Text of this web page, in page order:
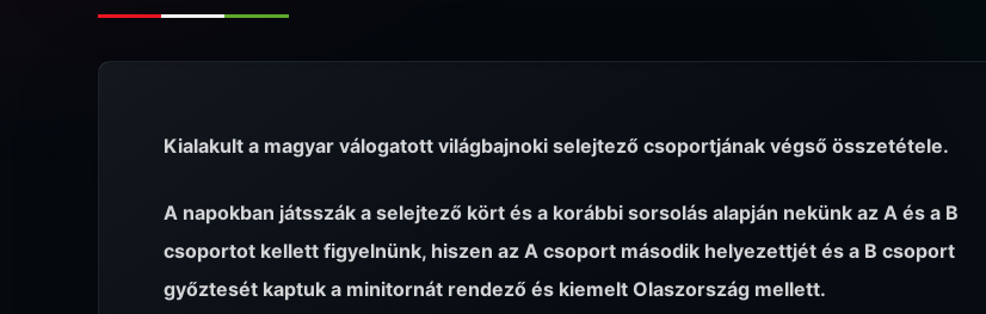
Kialakult a magyar válogatott világbajnoki selejtező csoportjának végső összetétele.
A napokban játsszák a selejtező kört és a korábbi sorsolás alapján nekünk az A és a B
csoportot kellett figyelnünk, hiszen az A csoport második helyezettjét és a B csoport
győztesét kaptuk a minitornát rendező és kiemelt Olaszország mellett.